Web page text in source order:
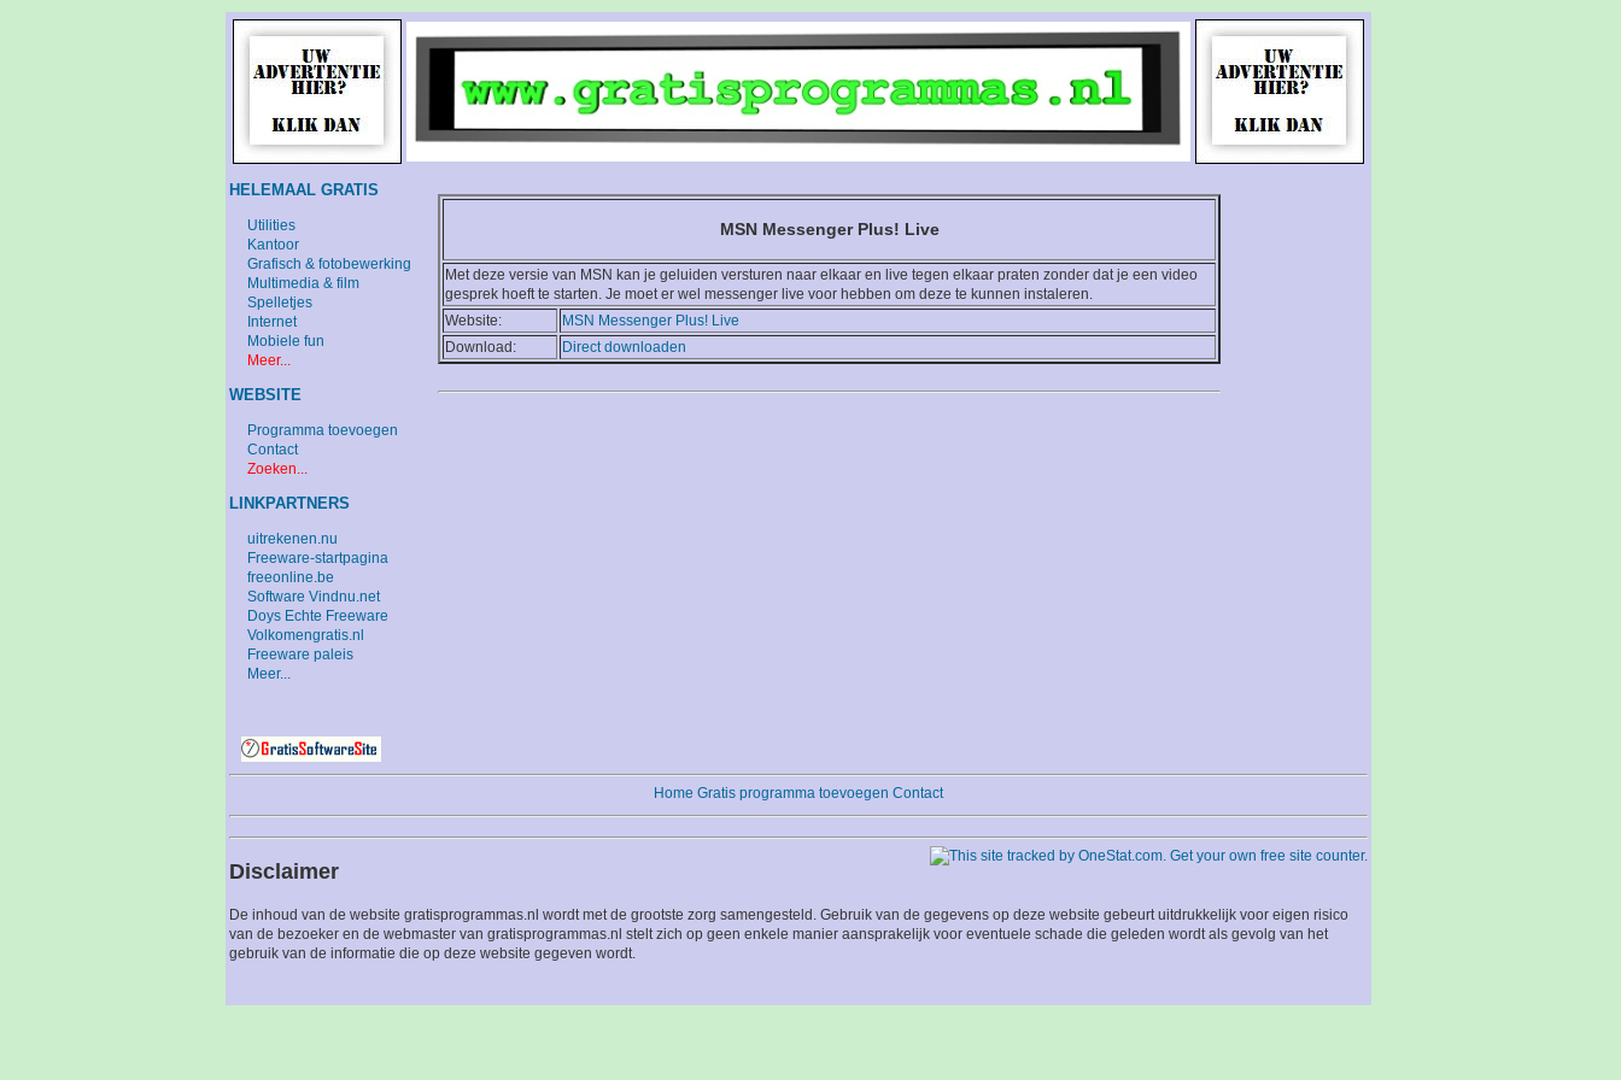
MSN Messenger Plus! Live
Met deze versie van MSN kan je geluiden versturen naar elkaar en live tegen elkaar praten zonder dat je een video
gesprek hoeft te starten. Je moet er wel messenger live voor hebben om deze te kunnen instaleren.
Website:
MSN Messenger Plus! Live
Download:
Direct downloaden
HELEMAAL GRATIS
Utilities
Kantoor
Grafisch & fotobewerking
Multimedia & film
Spelletjes
Internet
Mobiele fun
Meer...
WEBSITE
Programma toevoegen
Contact
Zoeken...
LINKPARTNERS
uitrekenen.nu
Freeware-startpagina
freeonline.be
Software Vindnu.net
Doys Echte Freeware
Volkomengratis.nl
Freeware paleis
Meer...
Home Gratis programma toevoegen Contact
Disclaimer
De inhoud van de website gratisprogrammas.nl wordt met de grootste zorg samengesteld. Gebruik van de gegevens op deze website gebeurt uitdrukkelijk voor eigen risico
van de bezoeker en de webmaster van gratisprogrammas.nl stelt zich op geen enkele manier aansprakelijk voor eventuele schade die geleden wordt als gevolg van het
gebruik van de informatie die op deze website gegeven wordt.